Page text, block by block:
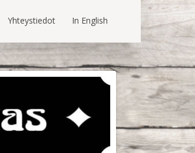
In English
Yhteystiedot